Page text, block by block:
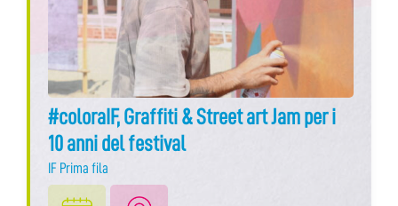
#coloraIF, Graffiti & Street art Jam per i
10 anni del festival
IF Prima fila